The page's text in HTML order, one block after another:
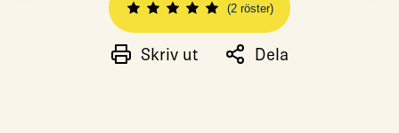
(2 röster)
Skriv ut Dela